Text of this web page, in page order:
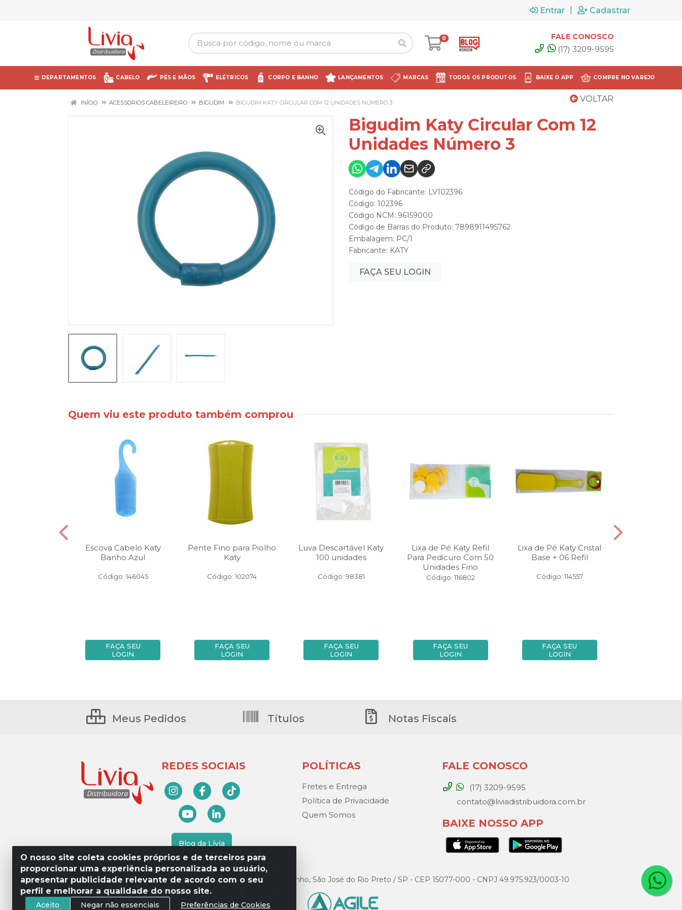
Entrar Cadastrar
0 FALE CONOSCO
(17) 3209-9595
DEPARTAMENTOS CABELO PÉS E MÃOS ELÉTRICOS CORPO E BANHO LANÇAMENTOS MARCAS TODOS OS PRODUTOS BAIXE O APP COMPRE NO VAREJO
VOLTAR
INÍCIO ACESSORIOS CABELEIREIRO BIGUDIM BIGUDIM KATY CIRCULAR COM 12 UNIDADES NÚMERO 3
Bigudim Katy Circular Com 12
Unidades Número 3
Código do Fabricante: LV102396
Código: 102396
Código NCM: 96159000
Código de Barras do Produto: 7898911495762
Embalagem: PC/1
Fabricante: KATY
FAÇA SEU LOGIN
Quem viu este produto também comprou
Escova Cabelo Katy
Banho Azul
Código: 146045
FAÇA SEU
LOGIN
Pente Fino para Piolho
Katy
Código: 102074
FAÇA SEU
LOGIN
Luva Descartável Katy
100 unidades
Código: 98381
FAÇA SEU
LOGIN
Lixa de Pé Katy Refil
Para Pedicuro Com 50
Unidades Fino
Código: 116802
FAÇA SEU
LOGIN
Lixa de Pé Katy Cristal
Base + 06 Refil
Código: 114557
FAÇA SEU
LOGIN
O nosso site coleta cookies próprios e de terceiros para
proporcionar uma experiência personalizada ao usuário,
apresentar publicidade relevante de acordo com o seu
perfil e melhorar a qualidade do nosso site.
Aceito Negar não essenciais Preferências de Cookies
Meus Pedidos Títulos Notas Fiscais
REDES SOCIAIS
Blog da Lívia
POLÍTICAS
Fretes e Entrega
Política de Privacidade
Quem Somos
FALE CONOSCO
(17) 3209-9595
contato@liviadistribuidora.com.br
BAIXE NOSSO APP
Lívia Distribuidora - Av. Percy Gandini, 329 – Vila Toninho, São José do Rio Preto / SP - CEP 15077-000 - CNPJ 49.975.923/0003-10